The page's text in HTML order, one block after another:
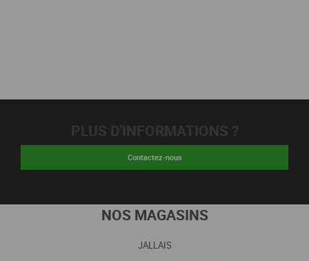
PLUS D'INFORMATIONS ?
Contactez-nous
NOS MAGASINS
JALLAIS